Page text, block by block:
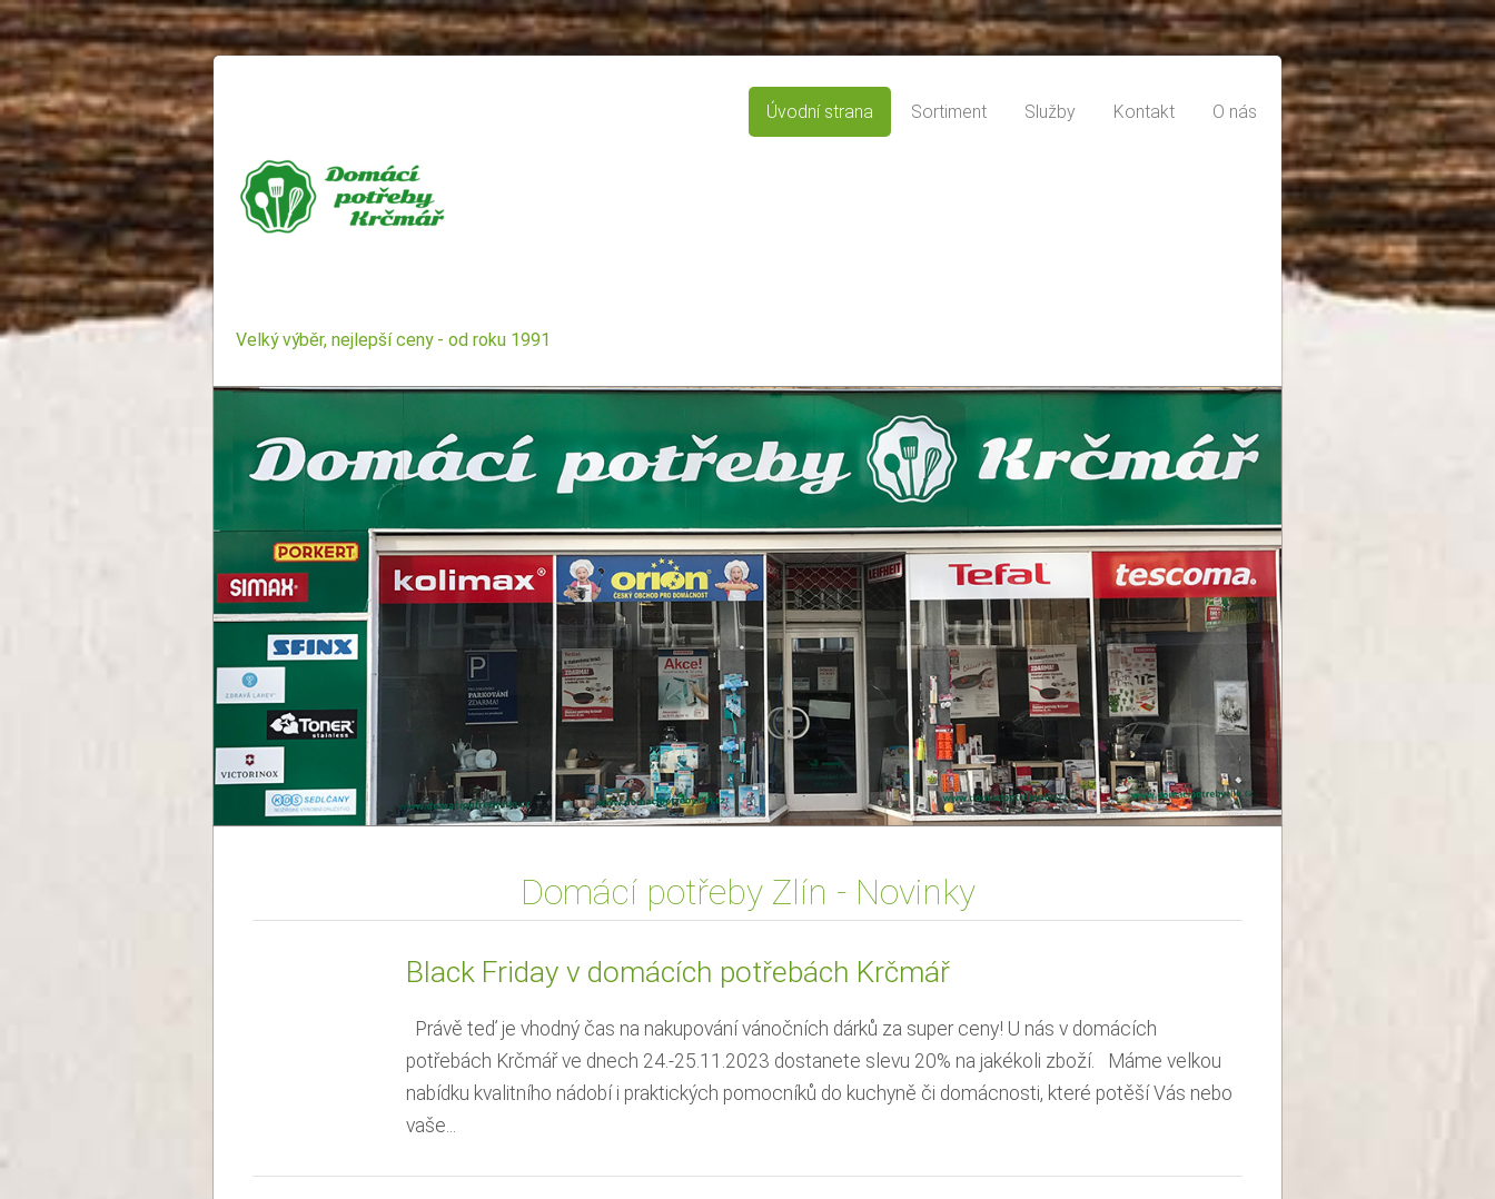
Velký výběr, nejlepší ceny - od roku 1991
Úvodní strana Sortiment Služby Kontakt O nás
Domácí potřeby Zlín - Novinky
Black Friday v domácích potřebách Krčmář
Právě teď je vhodný čas na nakupování vánočních dárků za super ceny! U nás v domácích
potřebách Krčmář ve dnech 24.-25.11.2023 dostanete slevu 20% na jakékoli zboží. Máme velkou
nabídku kvalitního nádobí i praktických pomocníků do kuchyně či domácnosti, které potěší Vás nebo
vaše...